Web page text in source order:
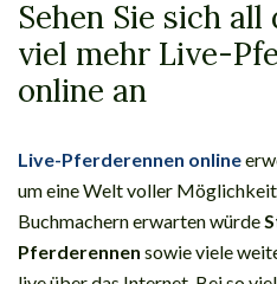
Sehen Sie sich
viel mehr Live-
online an
Live-Pferderennen online
um eine Welt voller
Buchmachern erwarten würde
Pferderennen sowie viele